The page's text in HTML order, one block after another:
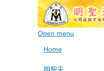
Open menu
Home